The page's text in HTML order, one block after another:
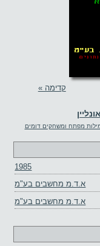
קדימה »
מפתח ומשחקים דומים
1985
א.ד.מ מחשבים בע"מ
א.ד.מ מחשבים בע"מ